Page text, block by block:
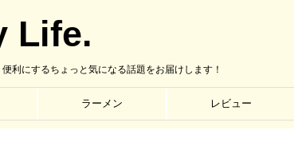
Life.
利にするちょっと気になる話題をお届けします！
ラーメン レビュー